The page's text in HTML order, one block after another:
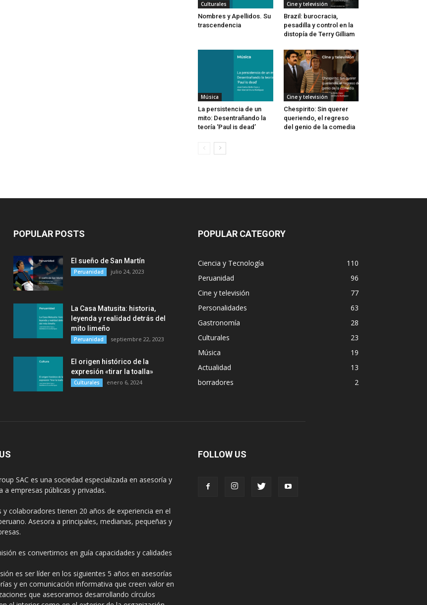
Culturales
Nombres y Apellidos. Su
trascendencia
Cine y televisión
Brazil: burocracia,
pesadilla y control en la
distopía de Terry Gilliam
Música
La persistencia de un
mito: Desentrañando la
teoría ‘Paul is dead’
Cine y televisión
Chespirito: Sin querer
queriendo, el regreso
del genio de la comedia
POPULAR POSTS
El sueño de San Martín
Peruanidad julio 24, 2023
La Casa Matusita: historia,
leyenda y realidad detrás del
mito limeño
Peruanidad septiembre 22, 2023
El origen histórico de la
expresión «tirar la toalla»
Culturales enero 6, 2024
POPULAR CATEGORY
Ciencia y Tecnología
110
Peruanidad
96
Cine y televisión
77
Personalidades
63
Gastronomía
28
Culturales
23
Música
19
Actualidad
13
borradores
2
SAC es una sociedad especializada en asesoría y
a empresas públicas y privadas.
y colaboradores tienen 20 años de experiencia en el
Asesora a principales, medianas, pequeñas y
es convertirnos en guía capacidades y calidades
es ser líder en los siguientes 5 años en asesorías
y en comunicación informativa que creen valor en
que asesoramos desarrollando círculos
FOLLOW US